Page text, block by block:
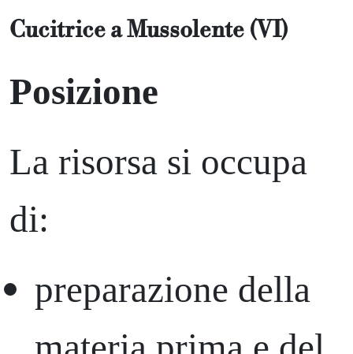
CucitriceaMussolente (VI)
Posizione
La risorsa si occupa
di:
preparazione della